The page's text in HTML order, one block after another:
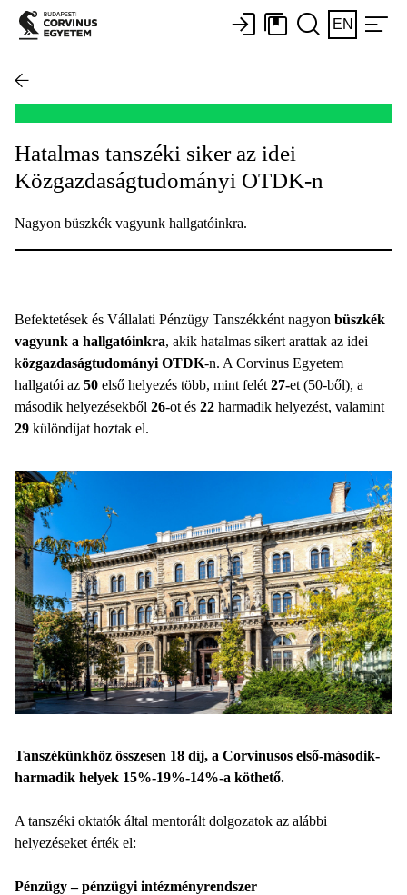
EN
Hatalmas tanszéki siker az idei
Közgazdaságtudományi OTDK-n
Nagyon büszkék vagyunk hallgatóinkra.
Befektetések és Vállalati Pénzügy Tanszékként nagyon büszkék
vagyunk a hallgatóinkra, akik hatalmas sikert arattak az idei
közgazdaságtudományi OTDK-n. A Corvinus Egyetem
hallgatói az 50 első helyezés több, mint felét 27-et (50-ből), a
második helyezésekből 26-ot és 22 harmadik helyezést, valamint
29 különdíjat hoztak el.
Tanszékünkhöz összesen 18 díj, a Corvinusos első-második-
harmadik helyek 15%-19%-14%-a köthető.
A tanszéki oktatók által mentorált dolgozatok az alábbi
helyezéseket érték el:
Pénzügy – pénzügyi intézményrendszer